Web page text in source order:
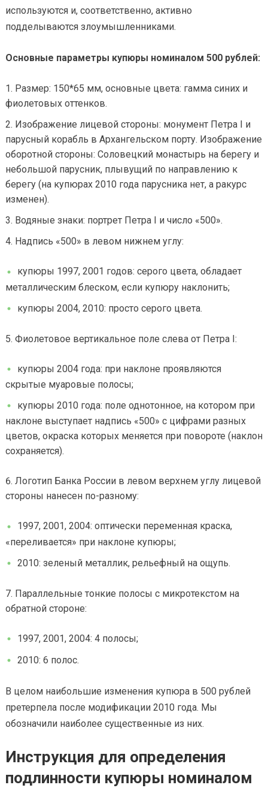
используются и, соответственно, активно
подделываются злоумышленниками.
Основные параметры купюры номиналом 500 рублей:
Размер: 150*65 мм, основные цвета: гамма синих и
фиолетовых оттенков.
Изображение лицевой стороны: монумент Петра I и
парусный корабль в Архангельском порту. Изображение
оборотной стороны: Соловецкий монастырь на берегу и
небольшой парусник, плывущий по направлению к
берегу (на купюрах 2010 года парусника нет, а ракурс
изменен).
Водяные знаки: портрет Петра I и число «500».
Надпись «500» в левом нижнем углу:
купюры 1997, 2001 годов: серого цвета, обладает
металлическим блеском, если купюру наклонить;
купюры 2004, 2010: просто серого цвета.
Фиолетовое вертикальное поле слева от Петра I:
купюры 2004 года: при наклоне проявляются
скрытые муаровые полосы;
купюры 2010 года: поле однотонное, на котором при
наклоне выступает надпись «500» с цифрами разных
цветов, окраска которых меняется при повороте (наклон
сохраняется).
Логотип Банка России в левом верхнем углу лицевой
стороны нанесен по-разному:
1997, 2001, 2004: оптически переменная краска,
«переливается» при наклоне купюры;
2010: зеленый металлик, рельефный на ощупь.
Параллельные тонкие полосы с микротекстом на
обратной стороне:
1997, 2001, 2004: 4 полосы;
2010: 6 полос.
В целом наибольшие изменения купюра в 500 рублей
претерпела после модификации 2010 года. Мы
обозначили наиболее существенные из них.
Инструкция для определения
подлинности купюры номиналом